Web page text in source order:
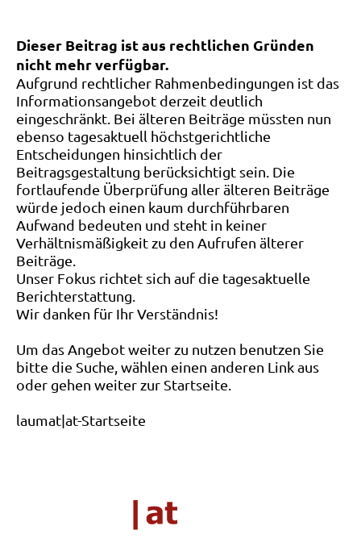
Dieser Beitrag ist aus rechtlichen Gründen
nicht mehr verfügbar.
Aufgrund rechtlicher Rahmenbedingungen ist das
Informationsangebot derzeit deutlich
eingeschränkt. Bei älteren Beiträge müssten nun
ebenso tagesaktuell höchstgerichtliche
Entscheidungen hinsichtlich der
Beitragsgestaltung berücksichtigt sein. Die
fortlaufende Überprüfung aller älteren Beiträge
würde jedoch einen kaum durchführbaren
Aufwand bedeuten und steht in keiner
Verhältnismäßigkeit zu den Aufrufen älterer
Beiträge.
Unser Fokus richtet sich auf die tagesaktuelle
Berichterstattung.
Wir danken für Ihr Verständnis!
Um das Angebot weiter zu nutzen benutzen Sie
bitte die Suche, wählen einen anderen Link aus
oder gehen weiter zur Startseite.
laumat|at-Startseite